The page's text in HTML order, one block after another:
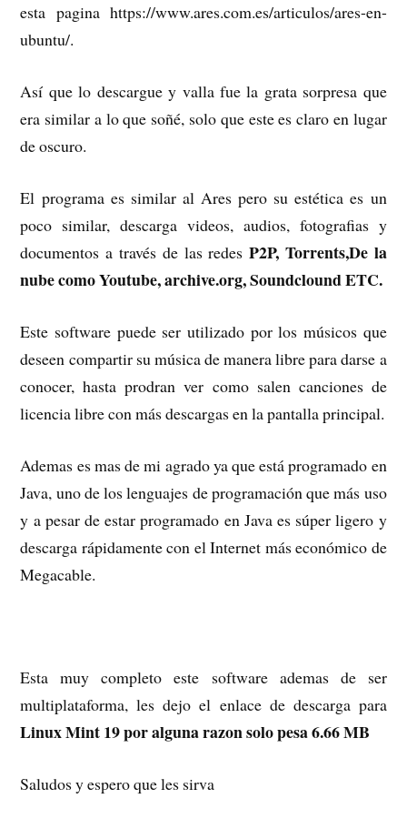
esta pagina https://www.ares.com.es/articulos/ares-en-
ubuntu/.
Así que lo descargue y valla fue la grata sorpresa que
era similar a lo que soñé, solo que este es claro en lugar
de oscuro.
El programa es similar al Ares pero su estética es un
poco similar, descarga videos, audios, fotografias y
documentos a través de las redesP2P, Torrents,De la
nube como Youtube, archive.org, Soundclound ETC.
Este software puede ser utilizado por los músicos que
deseen compartir su música de manera libre para darse a
conocer, hasta prodran ver como salen canciones de
licencia libre con más descargas en la pantalla principal.
Ademas es mas de mi agrado ya que está programado en
Java, uno de los lenguajes de programación que más uso
y a pesar de estar programado en Java es súper ligero y
descarga rápidamente con el Internet más económico de
Megacable.
Esta muy completo este software ademas de ser
multiplataforma, les dejo el enlace de descarga para
Linux Mint 19 por alguna razon solo pesa 6.66 MB
Saludos y espero que les sirva